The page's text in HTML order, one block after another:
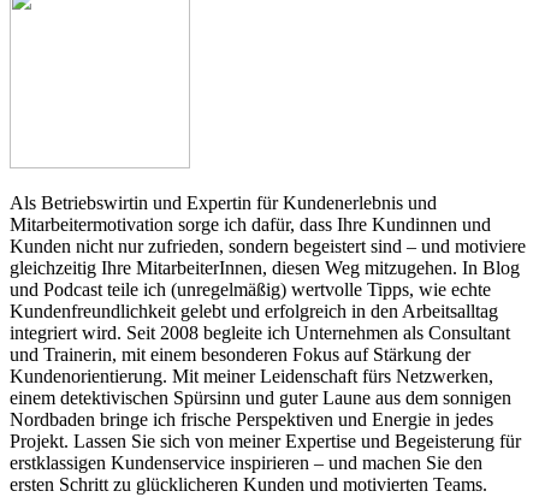
Als Betriebswirtin und Expertin für Kundenerlebnis und
Mitarbeitermotivation sorge ich dafür, dass Ihre Kundinnen und
Kunden nicht nur zufrieden, sondern begeistert sind – und motiviere
gleichzeitig Ihre MitarbeiterInnen, diesen Weg mitzugehen. In Blog
und Podcast teile ich (unregelmäßig) wertvolle Tipps, wie echte
Kundenfreundlichkeit gelebt und erfolgreich in den Arbeitsalltag
integriert wird. Seit 2008 begleite ich Unternehmen als Consultant
und Trainerin, mit einem besonderen Fokus auf Stärkung der
Kundenorientierung. Mit meiner Leidenschaft fürs Netzwerken,
einem detektivischen Spürsinn und guter Laune aus dem sonnigen
Nordbaden bringe ich frische Perspektiven und Energie in jedes
Projekt. Lassen Sie sich von meiner Expertise und Begeisterung für
erstklassigen Kundenservice inspirieren – und machen Sie den
ersten Schritt zu glücklicheren Kunden und motivierten Teams.